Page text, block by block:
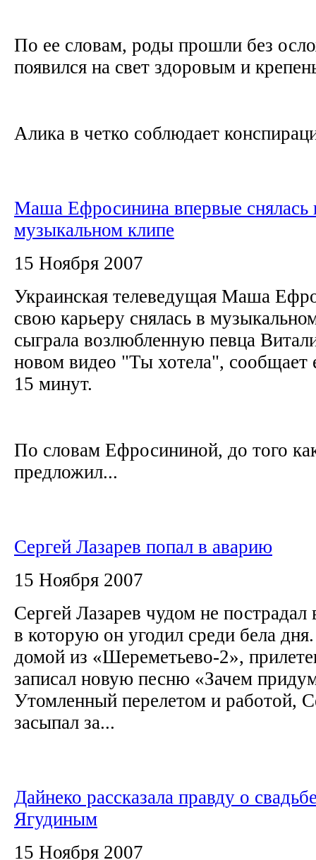
По ее словам, роды прошли без
появился на свет здоровым и
Алика в четко соблюдает
Маша Ефросинина впервые снялась
музыкальном клипе
15 Ноября 2007
Украинская телеведущая Маша
свою карьеру снялась в
сыграла возлюбленную певца
новом видео "Ты хотела", сообщает
15 минут.
По словам Ефросининой, до того
предложил...
Сергей Лазарев попал в аварию
15 Ноября 2007
Сергей Лазарев чудом не пострадал
в которую он угодил среди бела
домой из «Шереметьево-2»,
записал новую песню «Зачем
Утомленный перелетом и работой,
засыпал за...
Дайнеко рассказала правду о
Ягудиным
15 Ноября 2007